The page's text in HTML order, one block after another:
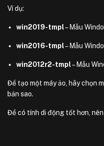
Ví dụ:
win2019-tmpl– Mẫu
win2016-tmpl– Mẫu
win2012r2-tmpl– Mẫu
Để tạo một máy ảo, hãy chọn
bản sao.
Để có tính di động tốt hơn,